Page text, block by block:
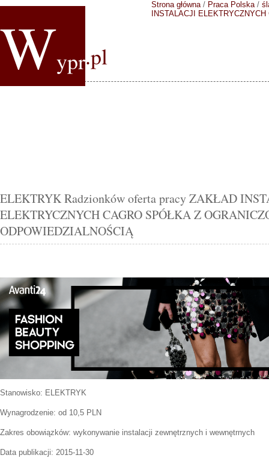
Wypr.pl
Strona główna/ Praca Polska/
INSTALACJI
ELEKTRYK Radzionków oferta pracy ZAKŁAD
ELEKTRYCZNYCH CAGRO SPÓŁKA Z
ODPOWIEDZIALNOŚCIĄ
Stanowisko: ELEKTRYK
Wynagrodzenie: od 10,5 PLN
Zakres obowiązków: wykonywanie instalacji zewnętrznych i wewnętrnych
Data publikacji: 2015-11-30